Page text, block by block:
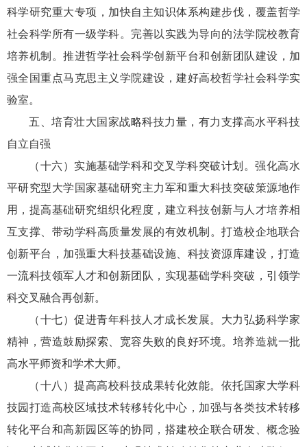
科学研究重大专项，加快自主知识体系构建步伐，覆盖哲学
社会科学所有一级学科。完善以实践为导向的法学院校教育
培养机制。推进哲学社会科学创新平台和创新团队建设，加
强全国重点马克思主义学院建设，建好高校哲学社会科学实
验室。
五、培育壮大国家战略科技力量，有力支撑高水平科技
自立自强
（十六）实施基础学科和交叉学科突破计划。强化高水
平研究型大学国家基础研究主力军和重大科技突破策源地作
用，提高基础研究组织化程度，建立科技创新与人才培养相
互支撑、带动学科高质量发展的有效机制。打造校企地联合
创新平台，加强重大科技基础设施、科技资源库建设，打造
一流科技领军人才和创新团队，实现基础学科突破，引领学
科交叉融合再创新。
（十七）促进青年科技人才成长发展。大力弘扬科学家
精神，营造鼓励探索、宽容失败的良好环境。培养造就一批
高水平师资和学术大师。
（十八）提高高校科技成果转化效能。依托国家大学科
技园打造高校区域技术转移转化中心，加强与各类技术转移
转化平台和高新园区等的协同，搭建校企联合研发、概念验